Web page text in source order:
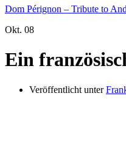
Dom Pérignon – Tribute to
Okt. 08
Ein
Veröffentlicht unter